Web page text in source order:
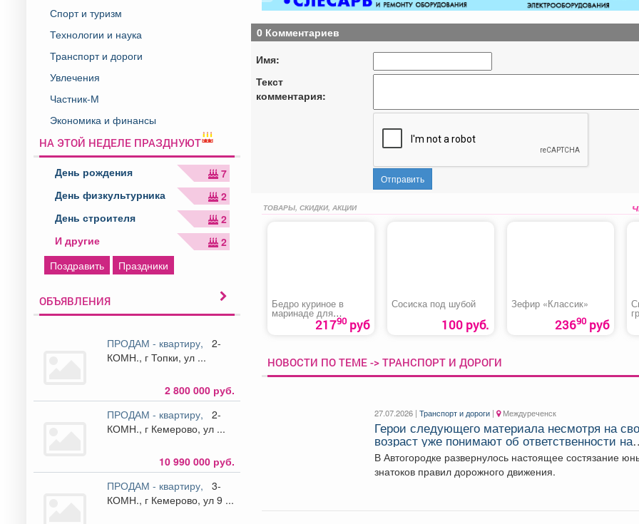
Спорт и туризм
Технологии и наука
Транспорт и дороги
Увлечения
Частник-М
Экономика и финансы
НА ЭТОЙ НЕДЕЛЕ ПРАЗДНУЮТ
День рождения
7
День физкультурника
2
День строителя
2
И другие
2
Поздравить
Праздники
ОБЪЯВЛЕНИЯ
ПРОДАМ - квартиру,
2-
КОМН., г Топки, ул ...
2 800 000 руб.
ПРОДАМ - квартиру,
2-
КОМН., г Кемерово, ул ...
10 990 000 руб.
ПРОДАМ - квартиру,
3-
КОМН., г Кемерово, ул 9 ...
0 Комментариев
Имя:
Текст
комментария:
Отправить
ТОВАРЫ, СКИДКИ, АКЦИИ
Бедро куриное в
маринаде для
барбекю 21790руб
Сосиска под шубой
100 руб.
Зефир «Классик»
23690руб
НОВОСТИ ПО ТЕМЕ -> ТРАНСПОРТ И ДОРОГИ
27.07.2026 |Транспорт и дороги | Междуреченск
Герои следующего материала несмотря на
возраст уже понимают об ответственности на
проезжей части.
В Автогородке развернулось настоящее состязание
знатоков правил дорожного движения.